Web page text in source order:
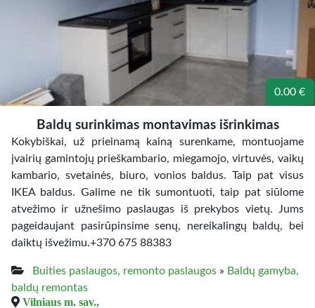
0.00 €
Baldų surinkimas montavimas išrinkimas
Kokybiškai, už prieinamą kainą surenkame, montuojame
įvairių gamintojų prieškambario, miegamojo, virtuvės, vaikų
kambario, svetainės, biuro, vonios baldus. Taip pat visus
IKEA baldus. Galime ne tik sumontuoti, taip pat siūlome
atvežimo ir užnešimo paslaugas iš prekybos vietų. Jums
pageidaujant pasirūpinsime senų, nereikalingų baldų, bei
daiktų išvežimu.+370 675 88383
Buities paslaugos, remonto paslaugos » Baldų gamyba,
baldų remontas
Vilniaus m. sav.,